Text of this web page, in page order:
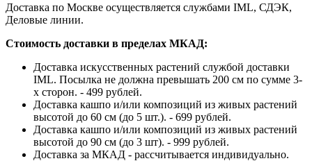
Доставка по Москве осуществляется службами IML, СДЭК,
Деловые линии.
Стоимость доставки в пределах МКАД:
Доставка искусственных растений службой доставки
IML. Посылка не должна превышать 200 см по сумме 3-
х сторон. - 499 рублей.
Доставка кашпо и/или композиций из живых растений
высотой до 60 см (до 5 шт.). - 699 рублей.
Доставка кашпо и/или композиций из живых растений
высотой до 90 см (до 3 шт). - 999 рублей.
Доставка за МКАД - рассчитывается индивидуально.